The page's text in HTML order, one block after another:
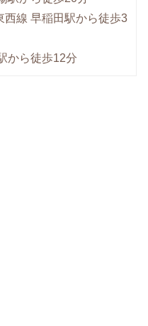
西線 早稲田駅から徒歩3
から徒歩12分